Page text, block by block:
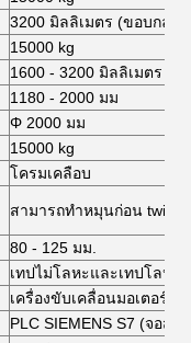
3200 มิลลิเมตร (ขอบกลอ
15000 kg
1600 - 3200 มิลลิเมตร
1180 - 2000 มม
Φ 2000 มม
15000 kg
โครมเคลือบ
สามารถทําหมุนก่อน
80 - 125 มม.
เทปไม่โลหะและเทปโลหะ
เครื่องขับเคลื่อนมอเตอร์ส่
PLC SIEMENS S7 (จอสัม